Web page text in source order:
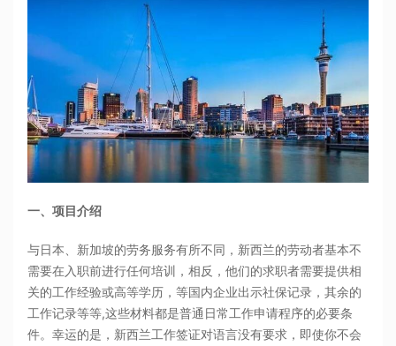
一、项目介绍
与日本、新加坡的劳务服务有所不同，新西兰的劳动者基本不
需要在入职前进行任何培训，相反，他们的求职者需要提供相
关的工作经验或高等学历，等国内企业出示社保记录，其余的
工作记录等等,这些材料都是普通日常工作申请程序的必要条
件。幸运的是，新西兰工作签证对语言没有要求，即使你不会